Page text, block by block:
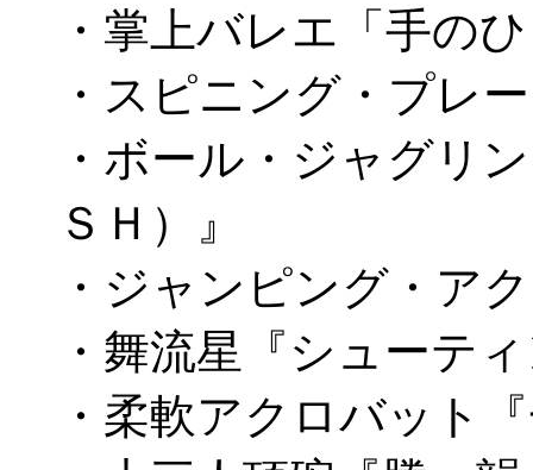
・掌上バレエ「手の
・スピニング・プレ
・ボール・ジャグリ
ＳＨ）』
・ジャンピング・ア
・舞流星『シューテ
・柔軟アクロバット